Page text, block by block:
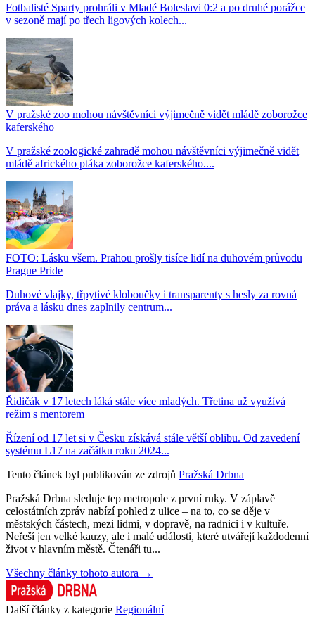
Fotbalisté Sparty prohráli v Mladé Boleslavi 0:2 a po druhé porážce
v sezoně mají po třech ligových kolech...
V pražské zoo mohou návštěvníci výjimečně vidět mládě zoborožce
kaferského
V pražské zoologické zahradě mohou návštěvníci výjimečně vidět
mládě afrického ptáka zoborožce kaferského....
FOTO: Lásku všem. Prahou prošly tisíce lidí na duhovém průvodu
Prague Pride
Duhové vlajky, třpytivé kloboučky i transparenty s hesly za rovná
práva a lásku dnes zaplnily centrum...
Řidičák v 17 letech láká stále více mladých. Třetina už využívá
režim s mentorem
Řízení od 17 let si v Česku získává stále větší oblibu. Od zavedení
systému L17 na začátku roku 2024...
Tento článek byl publikován ze zdrojů Pražská Drbna
Pražská Drbna sleduje tep metropole z první ruky. V záplavě
celostátních zpráv nabízí pohled z ulice – na to, co se děje v
městských částech, mezi lidmi, v dopravě, na radnici i v kultuře.
Neřeší jen velké kauzy, ale i malé události, které utvářejí každodenní
život v hlavním městě. Čtenáři tu...
Všechny články tohoto autora →
Další články z kategorie Regionální